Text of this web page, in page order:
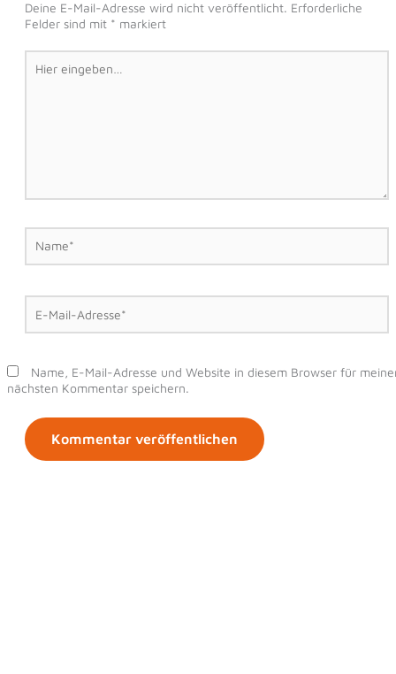
Deine E-Mail-Adresse wird nicht veröffentlicht. Erforderliche
Felder sind mit * markiert
Hier
eingeben…
Name*
E-
Mail-
Adresse*
Name, E-Mail-Adresse und Website in diesem Browser für
nächsten Kommentar speichern.